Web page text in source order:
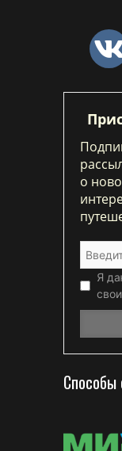
о
Я
Способы